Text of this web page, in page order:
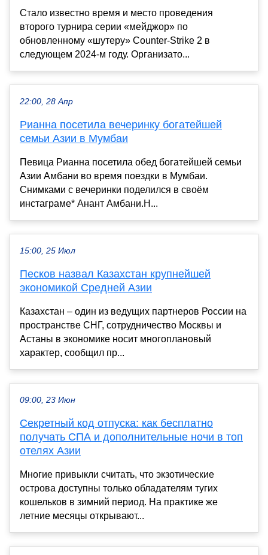
Стало известно время и место проведения
второго турнира серии «мейджор» по
обновленному «шутеру» Counter-Strike 2 в
следующем 2024-м году. Организато...
22:00, 28 Апр
Рианна посетила вечеринку богатейшей
семьи Азии в Мумбаи
Певица Рианна посетила обед богатейшей семьи
Азии Амбани во время поездки в Мумбаи.
Снимками с вечеринки поделился в своём
инстаграме* Анант Амбани.Н...
15:00, 25 Июл
Песков назвал Казахстан крупнейшей
экономикой Средней Азии
Казахстан – один из ведущих партнеров России на
пространстве СНГ, сотрудничество Москвы и
Астаны в экономике носит многоплановый
характер, сообщил пр...
09:00, 23 Июн
Секретный код отпуска: как бесплатно
получать СПА и дополнительные ночи в топ
отелях Азии
Многие привыкли считать, что экзотические
острова доступны только обладателям тугих
кошельков в зимний период. На практике же
летние месяцы открывают...